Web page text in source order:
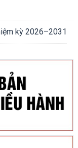
kỳ 2026–2031